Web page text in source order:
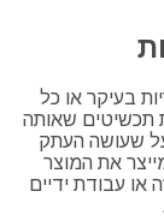
בעיקר או כל
תכשיטים שאותה
שעושה העתק
את המוצר
או עבודת ידיים